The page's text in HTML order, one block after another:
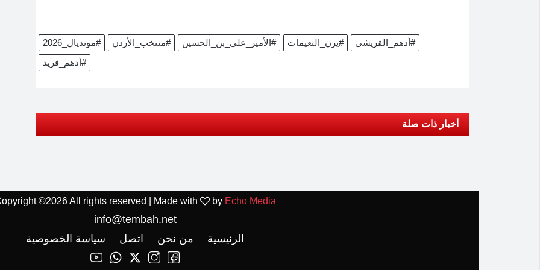
#مونديال_2026 #منتخب_الأردن #الأمير_علي_بن_الحسين #يزن_النعيمات
#أدهم_القريشي
#أدهم_فريد
أخبار ذات صلة
©2026 All rights reserved | Made with by Echo Media
info@tembah.net
الرئيسية
من نحن اتصل سياسة الخصوصية